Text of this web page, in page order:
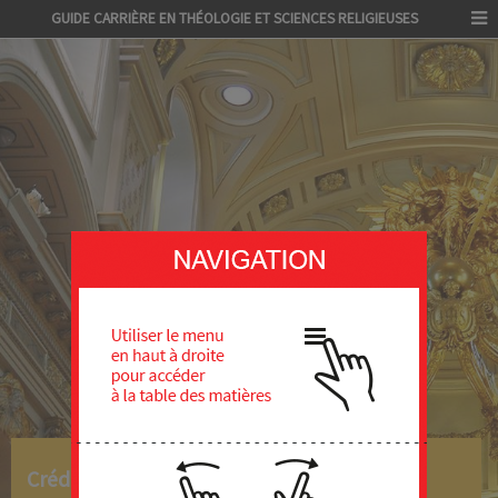
GUIDE CARRIÈRE EN THÉOLOGIE ET SCIENCES RELIGIEUSES
Crédits